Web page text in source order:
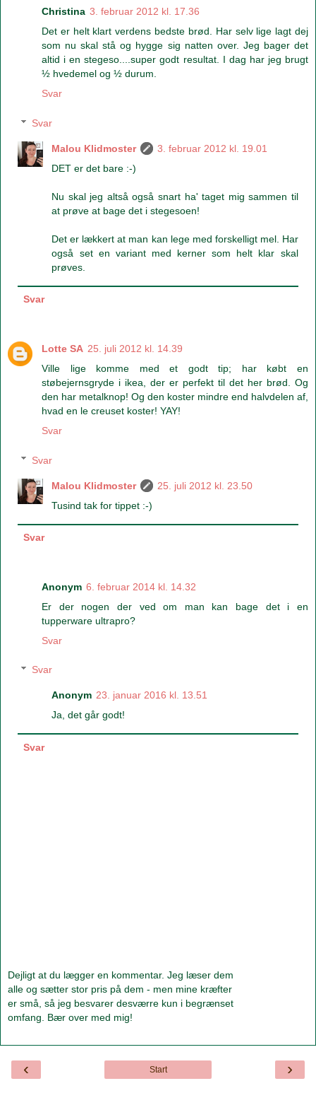
Christina 3. februar 2012 kl. 17.36
Det er helt klart verdens bedste brød. Har selv lige lagt dej
som nu skal stå og hygge sig natten over. Jeg bager det
altid i en stegeso....super godt resultat. I dag har jeg brugt
½ hvedemel og ½ durum.
Svar
Svar
Malou Klidmoster
3. februar 2012 kl. 19.01
DET er det bare :-)
Nu skal jeg altså også snart ha' taget mig sammen til
at prøve at bage det i stegesoen!
Det er lækkert at man kan lege med forskelligt mel. Har
også set en variant med kerner som helt klar skal
prøves.
Svar
Lotte SA 25. juli 2012 kl. 14.39
Ville lige komme med et godt tip; har købt en
støbejernsgryde i ikea, der er perfekt til det her brød. Og
den har metalknop! Og den koster mindre end halvdelen af,
hvad en le creuset koster! YAY!
Svar
Svar
Malou Klidmoster
25. juli 2012 kl. 23.50
Tusind tak for tippet :-)
Svar
Anonym 6. februar 2014 kl. 14.32
Er der nogen der ved om man kan bage det i en
tupperware ultrapro?
Svar
Svar
Anonym 23. januar 2016 kl. 13.51
Ja, det går godt!
Svar
Dejligt at du lægger en kommentar. Jeg læser dem
alle og sætter stor pris på dem - men mine kræfter
er små, så jeg besvarer desværre kun i begrænset
omfang. Bær over med mig!
‹ ›
Start